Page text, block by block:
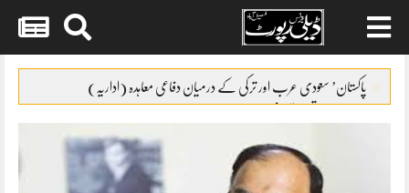
contentپاکستان’ سعودی عرب اور ترکی کے درمیان دفاعی معاہدہ (اداریہ)